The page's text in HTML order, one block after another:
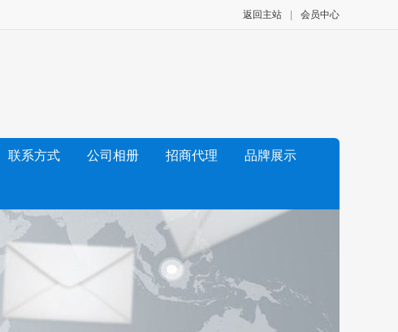
返回主站 会员中心
联系方式 公司相册 招商代理 品牌展示